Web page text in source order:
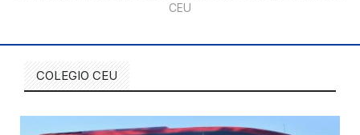
COLEGIO CEU